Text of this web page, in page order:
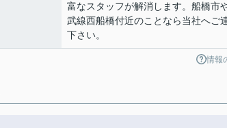
富なスタッフが解消します。船橋市
武線西船橋付近のことなら当社へご
下さい。
情報